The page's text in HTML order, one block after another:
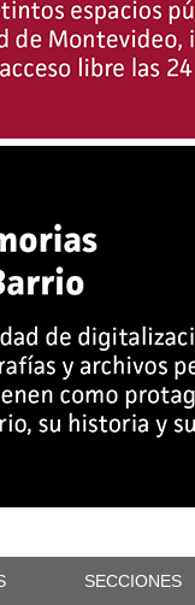
SECCIONES